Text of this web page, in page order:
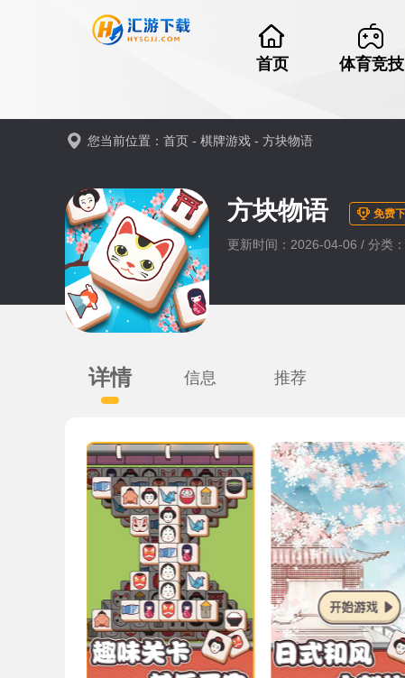
首页 体育竞技
您当前位置： 首页 - 棋牌游戏 - 方块物语
方块物语 免费
更新时间：2026-04-06 / 分类
详情 信息 推荐